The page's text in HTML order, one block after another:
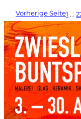
Vorherige Seite1 …